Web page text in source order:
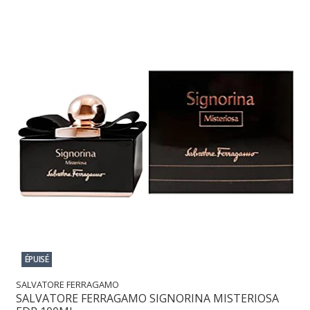
ÉPUISÉ
SALVATORE FERRAGAMO
SALVATORE FERRAGAMO SIGNORINA MISTERIOSA